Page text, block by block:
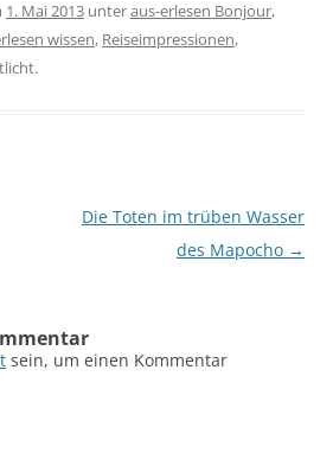
1. Mai 2013 unteraus-erlesen Bonjour,
wissen, Reiseimpressionen,
Die Toten im trüben Wasser
des Mapocho →
sein, um einen Kommentar